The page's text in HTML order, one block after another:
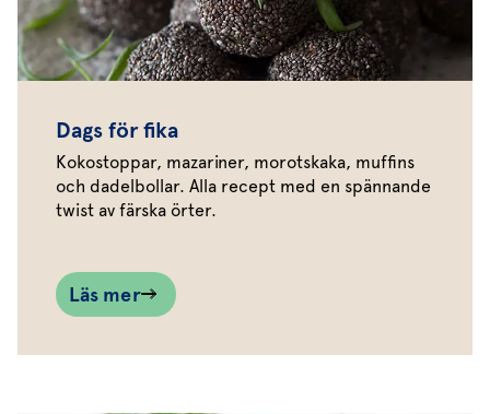
Dags för fika
Kokostoppar, mazariner, morotskaka, muffins
och dadelbollar. Alla recept med en spännande
twist av färska örter.
Läs mer